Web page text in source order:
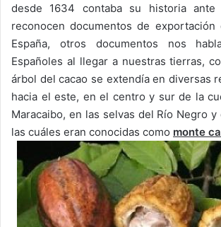
desde 1634 contaba su historia
reconocen documentos de exportación
España, otros documentos nos
Españoles al llegar a nuestras tierras,
árbol del cacao se extendía en diversas
hacia el este, en el centro y sur de la
Maracaibo, en las selvas del Río Negro
las cuáles eran conocidas como monte